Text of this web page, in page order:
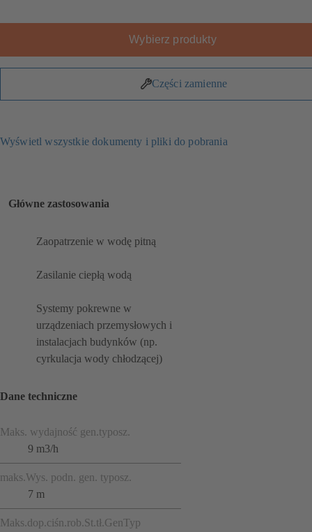
Wybierz produkty
Części zamienne
Wyświetl wszystkie dokumenty i pliki do pobrania
Główne zastosowania
Zaopatrzenie w wodę pitną
Zasilanie ciepłą wodą
Systemy pokrewne w
urządzeniach przemysłowych i
instalacjach budynków (np.
cyrkulacja wody chłodzącej)
Dane techniczne
Maks. wydajność gen.typosz.
9 m3/h
maks.Wys. podn. gen. typosz.
7 m
Maks.dop.ciśn.rob.St.tł.GenTyp